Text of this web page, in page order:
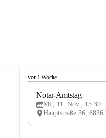
V
vor 1 Woche
Notar-Amtstag
Mi., 11. Nov., 15:30